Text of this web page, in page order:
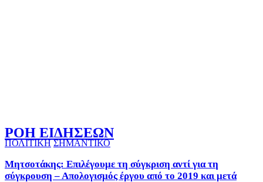
ΡΟΗ ΕΙΔΗΣΕΩΝ
ΠΟΛΙΤΙΚΗ ΣΗΜΑΝΤΙΚΟ
Μητσοτάκης: Επιλέγουμε τη σύγκριση αντί για τη
σύγκρουση – Απολογισμός έργου από το 2019 και μετά